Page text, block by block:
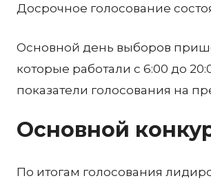
Досрочное голосование
Основной день выборов
которые работали с 6:00 до
показатели голосования на
Основной
По итогам голосования